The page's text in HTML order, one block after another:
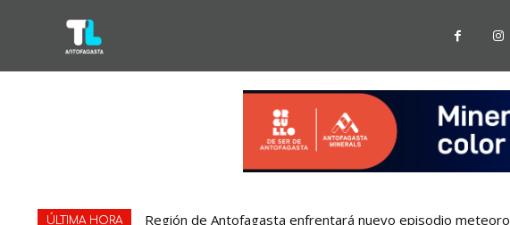
ÚLTIMA HORA Región de Antofagasta enfrentará nuevo episodio